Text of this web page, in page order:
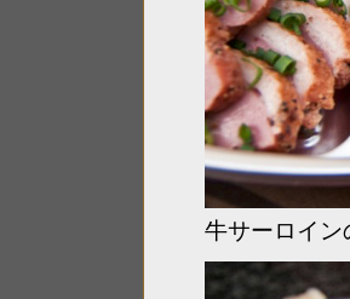
牛サーロイ